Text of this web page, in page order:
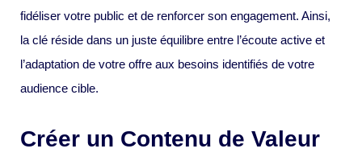
fidéliser votre public et de renforcer son engagement. Ainsi,
la clé réside dans un juste équilibre entre l’écoute active et
l’adaptation de votre offre aux besoins identifiés de votre
audience cible.
Créer un Contenu de Valeur